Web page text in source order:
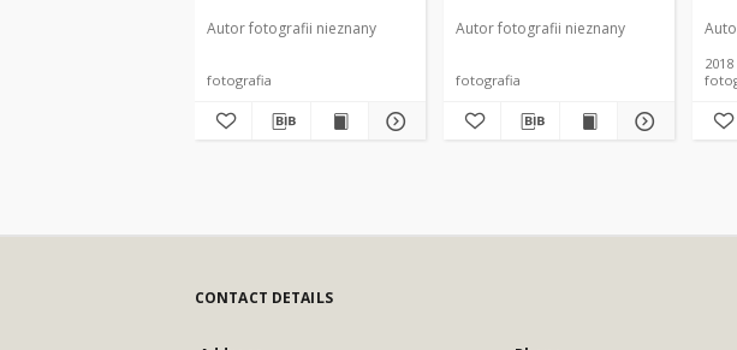
Autor fotografii nieznany
fotografia
Autor fotografii nieznany
fotografia
2018
CONTACT DETAILS